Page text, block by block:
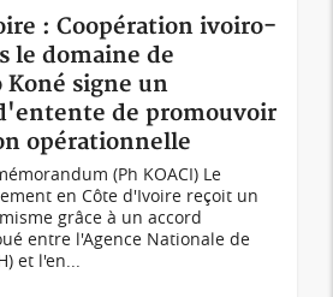
: Coopération ivoiro-
le domaine de
signe un
de promouvoir
opérationnelle
(Ph KOACI) Le
en Côte d'Ivoire reçoit un
grâce à un accord
entre l'Agence Nationale de
et l'en...